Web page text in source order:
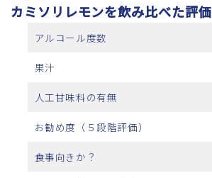
カミソリレモンを飲み比べた評価
アルコール度数
果汁
人工甘味料の有無
お勧め度（５段階評価）
食事向きか？